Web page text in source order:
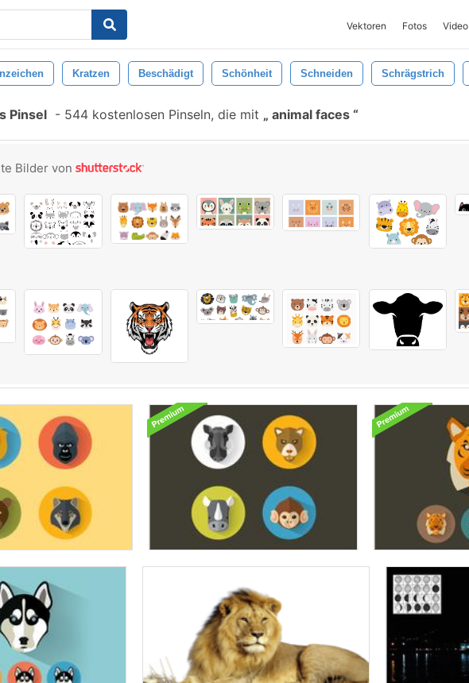
Vektoren Fotos Video
Kratzen Beschädigt Schönheit Schneiden Schrägstrich
Pinsel - 544 kostenlosen Pinseln, die mit animal faces
Bilder von